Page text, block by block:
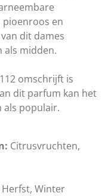
en
dit dames
als midden.
omschrijft is
dit parfum kan het
als populair.
Citrusvruchten,
Winter